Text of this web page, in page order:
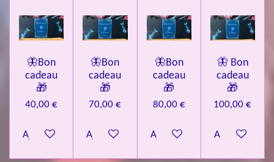
🦋Bon
cadeau
🎁
40,00 €
Ajouter au panier
🦋Bon
cadeau
🎁
70,00 €
Ajouter au panier
🦋Bon
cadeau
🎁
80,00 €
Ajouter au panier
🦋 Bon
cadeau
🎁
100,00 €
Ajouter au